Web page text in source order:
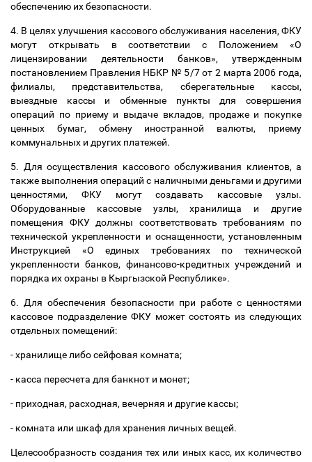
обеспечению их безопасности.
4. В целях улучшения кассового обслуживания населения, ФКУ
могут открывать в соответствии с Положением «О
лицензировании деятельности банков», утвержденным
постановлением Правления НБКР № 5/7 от 2 марта 2006 года,
филиалы, представительства, сберегательные кассы,
выездные кассы и обменные пункты для совершения
операций по приему и выдаче вкладов, продаже и покупке
ценных бумаг, обмену иностранной валюты, приему
коммунальных и других платежей.
5. Для осуществления кассового обслуживания клиентов, а
также выполнения операций с наличными деньгами и другими
ценностями, ФКУ могут создавать кассовые узлы.
Оборудованные кассовые узлы, хранилища и другие
помещения ФКУ должны соответствовать требованиям по
технической укрепленности и оснащенности, установленным
Инструкцией «О единых требованиях по технической
укрепленности банков, финансово-кредитных учреждений и
порядка их охраны в Кыргызской Республике».
6. Для обеспечения безопасности при работе с ценностями
кассовое подразделение ФКУ может состоять из следующих
отдельных помещений:
- хранилище либо сейфовая комната;
- касса пересчета для банкнот и монет;
- приходная, расходная, вечерняя и другие кассы;
- комната или шкаф для хранения личных вещей.
Целесообразность создания тех или иных касс, их количество